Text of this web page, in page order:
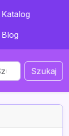
Katalog
Blog
Szukaj